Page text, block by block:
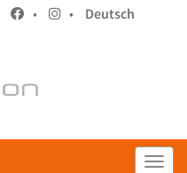
• •
Deutsch